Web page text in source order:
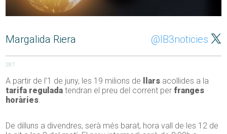
Margalida Riera @IB3noticies
287
A partir de l’1 de juny, les 19 milions de llars acollides a la
tarifa regulada tendran el preu del corrent perfranges
horàries.
De dilluns a divendres, serà més barat, hora vall de les 12 de